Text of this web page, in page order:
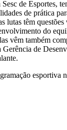
de Esportes,
de prática
lutas têm questões
do
vêm também
Gerência de
esportiva